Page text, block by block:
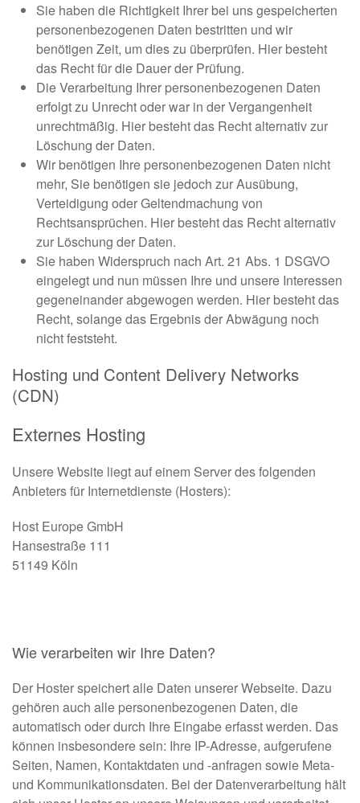
Sie haben die Richtigkeit Ihrer bei uns gespeicherten
personenbezogenen Daten bestritten und wir
benötigen Zeit, um dies zu überprüfen. Hier besteht
das Recht für die Dauer der Prüfung.
Die Verarbeitung Ihrer personenbezogenen Daten
erfolgt zu Unrecht oder war in der Vergangenheit
unrechtmäßig. Hier besteht das Recht alternativ zur
Löschung der Daten.
Wir benötigen Ihre personenbezogenen Daten nicht
mehr, Sie benötigen sie jedoch zur Ausübung,
Verteidigung oder Geltendmachung von
Rechtsansprüchen. Hier besteht das Recht alternativ
zur Löschung der Daten.
Sie haben Widerspruch nach Art. 21 Abs. 1 DSGVO
eingelegt und nun müssen Ihre und unsere Interessen
gegeneinander abgewogen werden. Hier besteht das
Recht, solange das Ergebnis der Abwägung noch
nicht feststeht.
Hosting und Content Delivery Networks
(CDN)
Externes Hosting
Unsere Website liegt auf einem Server des folgenden
Anbieters für Internetdienste (Hosters):
Host Europe GmbH
Hansestraße 111
51149 Köln
Wie verarbeiten wir Ihre Daten?
Der Hoster speichert alle Daten unserer Webseite. Dazu
gehören auch alle personenbezogenen Daten, die
automatisch oder durch Ihre Eingabe erfasst werden. Das
können insbesondere sein: Ihre IP-Adresse, aufgerufene
Seiten, Namen, Kontaktdaten und -anfragen sowie Meta-
und Kommunikationsdaten. Bei der Datenverarbeitung hält